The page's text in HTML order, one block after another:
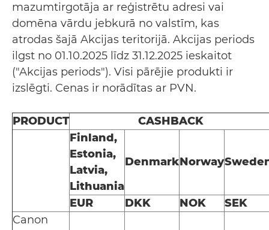
mazumtirgotāja ar reģistrētu adresi vai
domēna vārdu jebkurā no valstīm, kas
atrodas šajā Akcijas teritorijā. Akcijas periods
ilgst no 01.10.2025 līdz 31.12.2025 ieskaitot
("Akcijas periods"). Visi pārējie produkti ir
izslēgti. Cenas ir norādītas ar PVN.
PRODUCT
CASHBACK
Finland,
Estonia,
Latvia,
Lithuania
DenmarkNorway
EUR DKK NOK
SEK
Canon